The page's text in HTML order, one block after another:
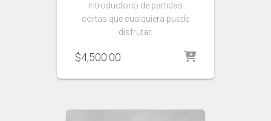
introductorio de partidas
cortas que cualquiera puede
disfrutar.
$4,500.00